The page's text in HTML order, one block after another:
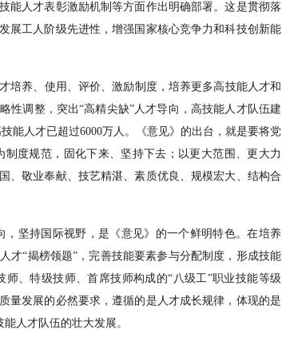
能人才表彰激励机制等方面作出明确部署。这是贯彻落
展工人阶级先进性，增强国家核心竞争力和科技创新能
养、使用、评价、激励制度，培养更多高技能人才和
性调整，突出“高精尖缺”人才导向，高技能人才队伍建
能人才已超过6000万人。《意见》的出台，就是要将党
度规范，固化下来、坚持下去；以更大范围、更大力
、敬业奉献、技艺精湛、素质优良、规模宏大、结构合
坚持国际视野，是《意见》的一个鲜明特色。在培养
才“揭榜领题”，完善技能要素参与分配制度，形成技能
、特级技师、首席技师构成的“八级工”职业技能等级
量发展的必然要求，遵循的是人才成长规律，体现的是
人才队伍的壮大发展。